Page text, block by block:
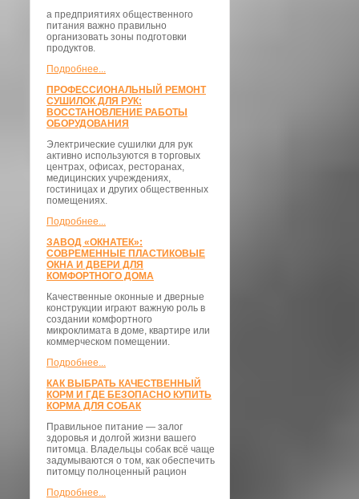
а предприятиях общественного
питания важно правильно
организовать зоны подготовки
продуктов.
Подробнее...
ПРОФЕССИОНАЛЬНЫЙ РЕМОНТ
СУШИЛОК ДЛЯ РУК:
ВОССТАНОВЛЕНИЕ РАБОТЫ
ОБОРУДОВАНИЯ
Электрические сушилки для рук
активно используются в торговых
центрах, офисах, ресторанах,
медицинских учреждениях,
гостиницах и других общественных
помещениях.
Подробнее...
ЗАВОД «ОКНАТЕК»:
СОВРЕМЕННЫЕ ПЛАСТИКОВЫЕ
ОКНА И ДВЕРИ ДЛЯ
КОМФОРТНОГО ДОМА
Качественные оконные и дверные
конструкции играют важную роль в
создании комфортного
микроклимата в доме, квартире или
коммерческом помещении.
Подробнее...
КАК ВЫБРАТЬ КАЧЕСТВЕННЫЙ
КОРМ И ГДЕ БЕЗОПАСНО КУПИТЬ
КОРМА ДЛЯ СОБАК
Правильное питание — залог
здоровья и долгой жизни вашего
питомца. Владельцы собак всё чаще
задумываются о том, как обеспечить
питомцу полноценный рацион
Подробнее...